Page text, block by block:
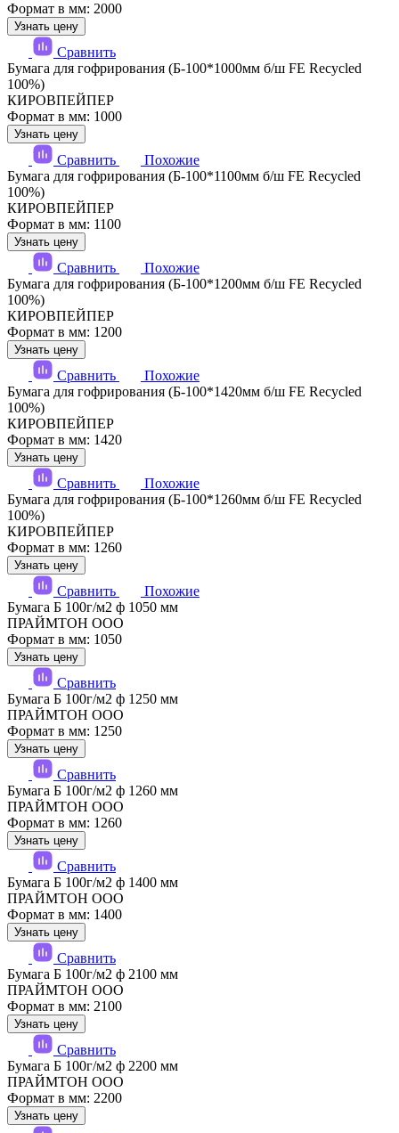
Формат в мм: 2000
Узнать цену
Сравнить
Бумага для гофрирования (Б-100*1000мм б/ш FE Recycled
100%)
КИРОВПЕЙПЕР
Формат в мм: 1000
Узнать цену
Сравнить
Похожие
Бумага для гофрирования (Б-100*1100мм б/ш FE Recycled
100%)
КИРОВПЕЙПЕР
Формат в мм: 1100
Узнать цену
Сравнить
Похожие
Бумага для гофрирования (Б-100*1200мм б/ш FE Recycled
100%)
КИРОВПЕЙПЕР
Формат в мм: 1200
Узнать цену
Сравнить
Похожие
Бумага для гофрирования (Б-100*1420мм б/ш FE Recycled
100%)
КИРОВПЕЙПЕР
Формат в мм: 1420
Узнать цену
Сравнить
Похожие
Бумага для гофрирования (Б-100*1260мм б/ш FE Recycled
100%)
КИРОВПЕЙПЕР
Формат в мм: 1260
Узнать цену
Сравнить
Похожие
Бумага Б 100г/м2 ф 1050 мм
ПРАЙМТОН ООО
Формат в мм: 1050
Узнать цену
Сравнить
Бумага Б 100г/м2 ф 1250 мм
ПРАЙМТОН ООО
Формат в мм: 1250
Узнать цену
Сравнить
Бумага Б 100г/м2 ф 1260 мм
ПРАЙМТОН ООО
Формат в мм: 1260
Узнать цену
Сравнить
Бумага Б 100г/м2 ф 1400 мм
ПРАЙМТОН ООО
Формат в мм: 1400
Узнать цену
Сравнить
Бумага Б 100г/м2 ф 2100 мм
ПРАЙМТОН ООО
Формат в мм: 2100
Узнать цену
Сравнить
Бумага Б 100г/м2 ф 2200 мм
ПРАЙМТОН ООО
Формат в мм: 2200
Узнать цену